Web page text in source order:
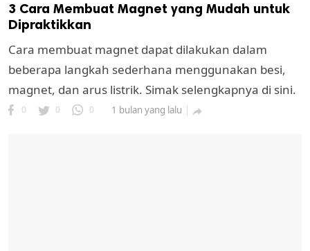
3 Cara Membuat Magnet yang Mudah untuk
Dipraktikkan
Cara membuat magnet dapat dilakukan dalam
beberapa langkah sederhana menggunakan besi,
magnet, dan arus listrik. Simak selengkapnya di sini.
0 0 0 1 bulan yang lalu 